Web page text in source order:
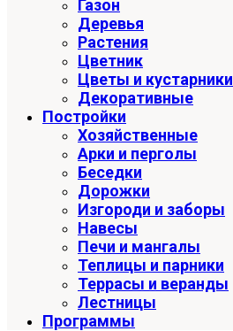
Газон
Деревья
Растения
Цветник
Цветы и кустарники
Декоративные
Постройки
Хозяйственные
Арки и перголы
Беседки
Дорожки
Изгороди и заборы
Навесы
Печи и мангалы
Теплицы и парники
Террасы и веранды
Лестницы
Программы